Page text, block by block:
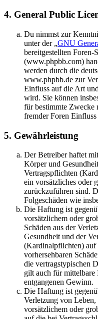
4. General Public
Du nimmst zur
unter der „GNU
bereitgestellten
(www.phpbb.com)
werden durch die
www.phpbb.de zur
Einfluss auf die Art
wird. Sie können
für bestimmte Zwecke
fremder Foren Einfluss
5. Gewährleistung
Der Betreiber haftet
Körper und
Vertragspflichten
ein vorsätzliches oder
zurückzuführen sind.
Folgeschäden wie
Die Haftung ist
vorsätzlichem oder
Schäden aus der
Gesundheit und der
(Kardinalpflichten) auf
vorhersehbaren
die vertragstypischen
gilt auch für mittelbare
entgangenen Gewinn.
Die Haftung ist
Verletzung von
vorsätzlichem oder